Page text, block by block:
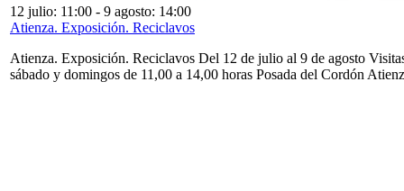
12 julio: 11:00 - 9 agosto: 14:00
Atienza. Exposición. Reciclavos
Atienza. Exposición. Reciclavos Del 12 de julio al 9 de agosto
sábado y domingos de 11,00 a 14,00 horas Posada del Cordón